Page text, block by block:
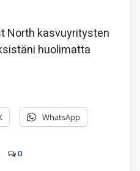
North kasvuyritysten
huolimatta
WhatsApp
0